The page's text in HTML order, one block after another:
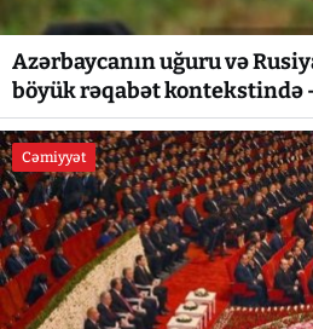
Azərbaycanın uğuru və
böyük rəqabət kontekstində
Cəmiyyət